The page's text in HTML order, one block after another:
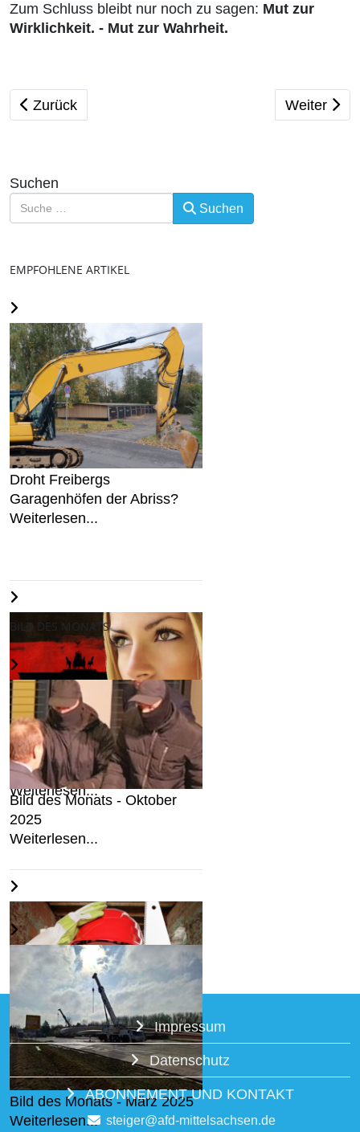
Zum Schluss bleibt nur noch zu sagen: Mut zur
Wirklichkeit. - Mut zur Wahrheit.
Vorheriger Beitrag: Wir wünschen allen ABC-
Zurück Nächster
Weiter
Suchen
Suchen
EMPFOHLENE ARTIKEL
Droht Freibergs
Garagenhöfen der Abriss?
Weiterlesen...
Wir halten an Deutschland
fest...
Weiterlesen...
In Steine investieren?
Weiterlesen...
BILD DES MONATS
Bild des Monats - Oktober
2025
Weiterlesen...
Bild des Monats - März 2025
Weiterlesen...
Impressum
Datenschutz
ABONNEMENT UND KONTAKT
steiger@afd-mittelsachsen.de